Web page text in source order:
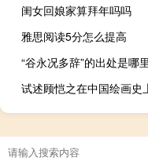
闺女回娘家算拜年吗吗
雅思阅读5分怎么提高
“谷永况多辞”的出处是哪里